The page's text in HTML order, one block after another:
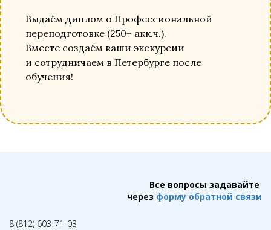
Выдаём диплом о Профессиональной
переподготовке (250+ акк.ч.).
Вместе создаём ваши экскурсии
и сотрудничаем в Петербурге после
обучения!
Все вопросы задавайте
через форму обратной связи
8 (812) 603-71-03